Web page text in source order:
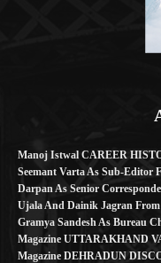
Manoj Istwal CAREER
Seemant Varta As Sub-Editor
Darpan As Senior
Ujala And Dainik Jagran
Gramya Sandesh As Bureau
Magazine UTTARAKHAND
Magazine DEHRADUN